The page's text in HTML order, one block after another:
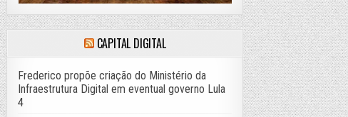
CAPITAL DIGITAL
Frederico propõe criação do Ministério da
Infraestrutura Digital em eventual governo Lula
4